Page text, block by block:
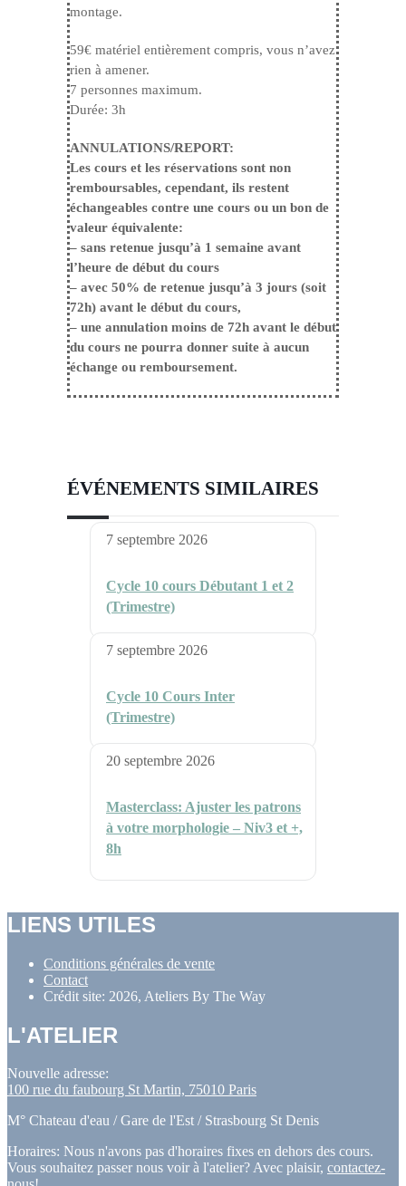
montage.
59€ matériel entièrement compris, vous n’avez
rien à amener.
7 personnes maximum.
Durée: 3h
ANNULATIONS/REPORT:
Les cours et les réservations sont non
remboursables, cependant, ils restent
échangeables contre une cours ou un bon de
valeur équivalente:
– sans retenue jusqu’à 1 semaine avant
l’heure de début du cours
– avec 50% de retenue jusqu’à 3 jours (soit
72h) avant le début du cours,
– une annulation moins de 72h avant le début
du cours ne pourra donner suite à aucun
échange ou remboursement.
ÉVÉNEMENTS SIMILAIRES
7 septembre 2026
Cycle 10 cours Débutant 1 et 2
(Trimestre)
7 septembre 2026
Cycle 10 Cours Inter
(Trimestre)
20 septembre 2026
Masterclass: Ajuster les patrons
à votre morphologie – Niv3 et +,
8h
LIENS UTILES
Conditions générales de vente
Contact
Crédit site: 2026, Ateliers By The Way
L'ATELIER
Nouvelle adresse:
100 rue du faubourg St Martin, 75010 Paris
M° Chateau d'eau / Gare de l'Est / Strasbourg St Denis
Horaires: Nous n'avons pas d'horaires fixes en dehors des cours.
Vous souhaitez passer nous voir à l'atelier? Avec plaisir, contactez-